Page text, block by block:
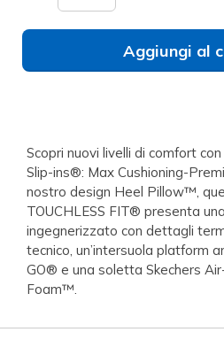
Aggiungi al
Scopri nuovi livelli di comfort
Slip-ins®: Max Cushioning-
nostro design Heel Pillow™,
TOUCHLESS FIT® presenta
ingegnerizzato con dettagli
tecnico, un’intersuola platform
GO® e una soletta Skechers
Foam™.